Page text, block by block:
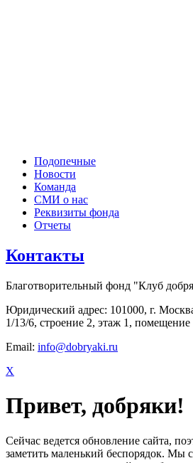
Подопечные
Новости
Команда
СМИ о нас
Реквизиты фонда
Отчеты
Контакты
Благотворительный фонд "Клуб
Юридический адрес: 101000, г.
1/13/6, строение 2, этаж 1, помещение
Email: info@dobryaki.ru
X
Привет, добряки!
Сейчас ведется обновление сайта,
заметить маленький беспорядок. Мы